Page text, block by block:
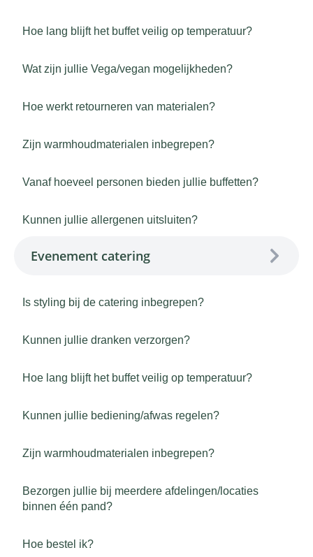
Hoe lang blijft het buffet veilig op temperatuur?
Wat zijn jullie Vega/vegan mogelijkheden?
Hoe werkt retourneren van materialen?
Zijn warmhoudmaterialen inbegrepen?
Vanaf hoeveel personen bieden jullie buffetten?
Kunnen jullie allergenen uitsluiten?
Evenement catering
Is styling bij de catering inbegrepen?
Kunnen jullie dranken verzorgen?
Hoe lang blijft het buffet veilig op temperatuur?
Kunnen jullie bediening/afwas regelen?
Zijn warmhoudmaterialen inbegrepen?
Bezorgen jullie bij meerdere afdelingen/locaties
binnen één pand?
Hoe bestel ik?